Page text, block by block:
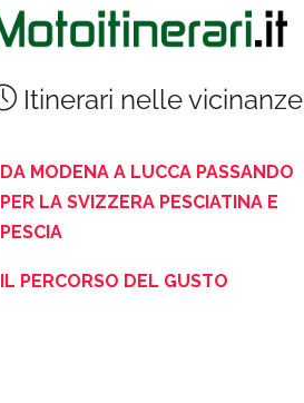
Itinerari nelle vicinanze
DA MODENA A LUCCA PASSANDO
PER LA SVIZZERA PESCIATINA E
PESCIA
IL PERCORSO DEL GUSTO